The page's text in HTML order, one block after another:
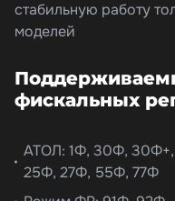
стабильную работу
моделей
фискальных
АТОЛ: 1Ф, 30Ф,
25Ф, 27Ф, 55Ф, 77Ф